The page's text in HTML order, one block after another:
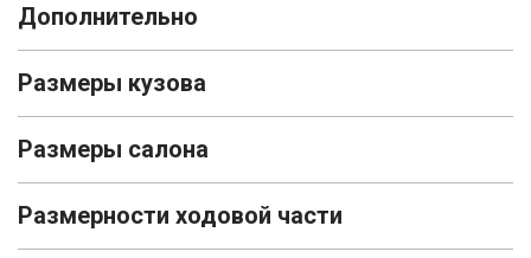
Дополнительно
Размеры кузова
Размеры салона
Размерности ходовой части